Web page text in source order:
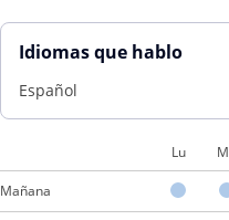
Idiomas que hablo
Español
Lu
Mañana